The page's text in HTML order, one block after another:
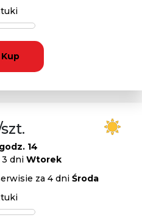
Kup
godz. 14
3 dni Wtorek
za 4 dni Środa